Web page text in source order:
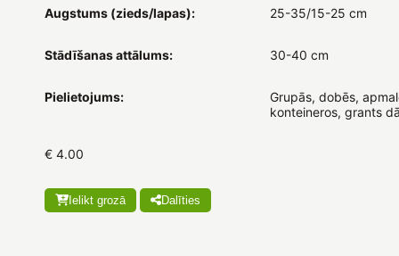
Augstums (zieds/lapas): 25-35/15-25 cm
Stādīšanas attālums: 30-40 cm
Pielietojums:
Grupās, dobēs,
konteineros, grants
€ 4.00
Ielikt grozā Dalīties